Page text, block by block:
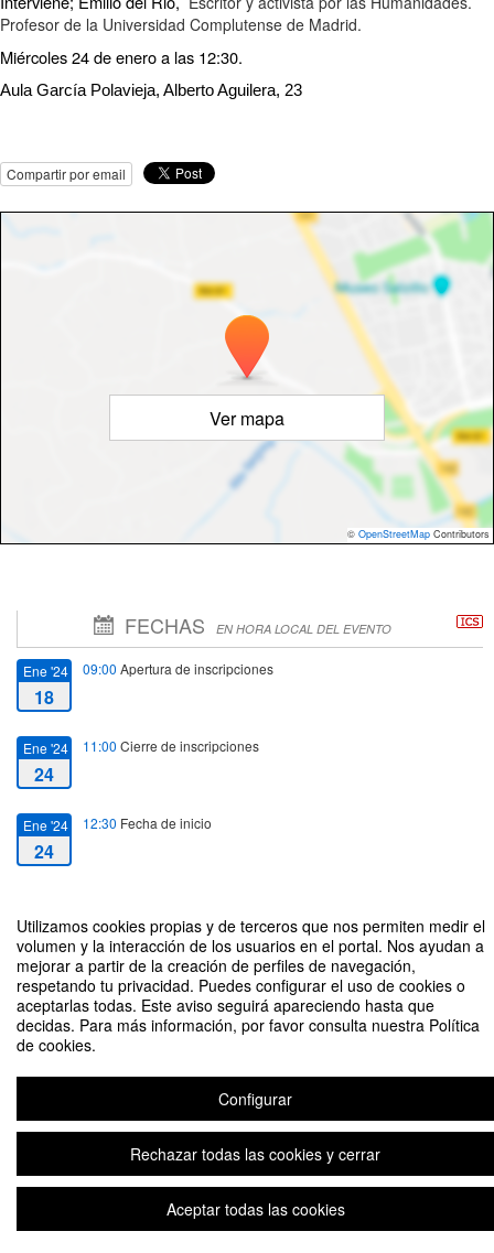
Utilizamos cookies propias y de terceros que nos permiten medir el
volumen y la interacción de los usuarios en el portal. Nos ayudan a
mejorar a partir de la creación de perfiles de navegación,
respetando tu privacidad. Puedes configurar el uso de cookies o
aceptarlas todas. Este aviso seguirá apareciendo hasta que
decidas. Para más información, por favor consulta nuestra Política
de cookies.
Configurar
Rechazar todas las cookies y cerrar
Aceptar todas las cookies
Profesor de la Universidad Complutense de Madrid.
Miércoles 24 de enero a las 12:30.
Aula García Polavieja, Alberto Aguilera, 23
Compartir por email
Ver mapa
© OpenStreetMap Contributors
FECHAS EN HORA LOCAL DEL EVENTO
Ene '24
18
09:00 Apertura de inscripciones
Ene '24
24
11:00 Cierre de inscripciones
Ene '24
24
12:30 Fecha de inicio
24
Demóstenes contra Putin: La Actualidad de los Clásicos
Plataforma de organización de eventos Symposium